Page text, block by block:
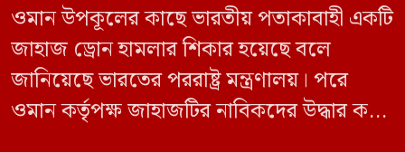
ওমান উপকূলের কাছে ভারতীয় পতাকাবাহী একটি
জাহাজ ড্রোন হামলার শিকার হয়েছে বলে
জানিয়েছে ভারতের পররাষ্ট্র মন্ত্রণালয়। পরে
ওমান কর্তৃপক্ষ জাহাজটির নাবিকদের উদ্ধার করে